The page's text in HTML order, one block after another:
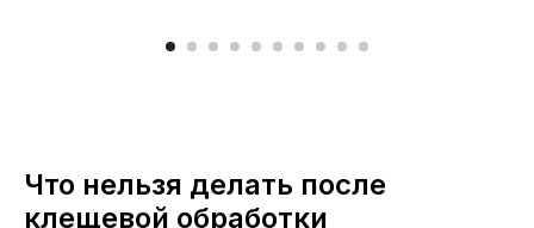
Что нельзя делать после
клещевой обработки